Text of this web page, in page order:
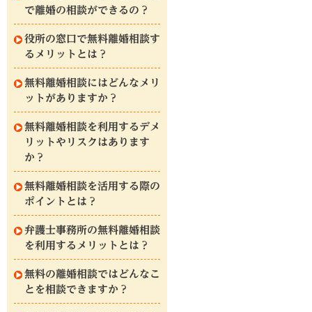
で離婚の相談ができるの？
役所の窓口で無料離婚相談す
るメリットとは？
無料離婚相談にはどんなメリ
ットがありますか？
無料離婚相談を利用するデメ
リットやリスクはあります
か？
無料離婚相談を活用する際の
ポイントとは？
弁護士事務所の無料離婚相談
を利用するメリットとは？
無料の離婚相談ではどんなこ
とを相談できますか？